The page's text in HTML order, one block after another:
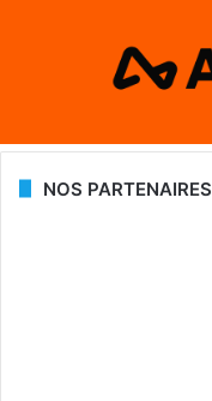
NOS PARTENAIRES